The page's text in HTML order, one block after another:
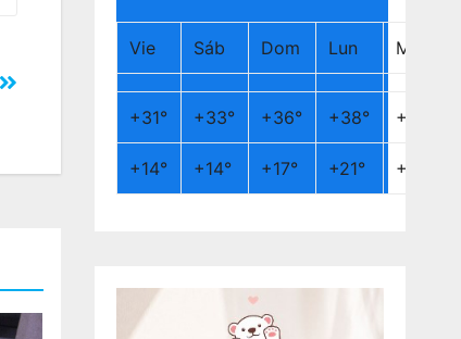
Vie Sáb Dom Lun Mar
+31° +33° +36° +38° +
+14° +14° +17° +21° +